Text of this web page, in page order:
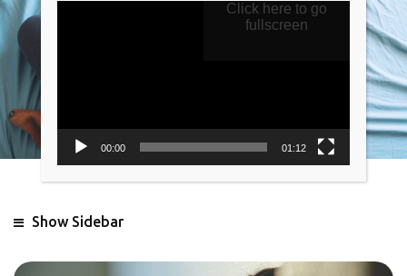
Show Sidebar
00:00 01:12
Click here to go
fullscreen